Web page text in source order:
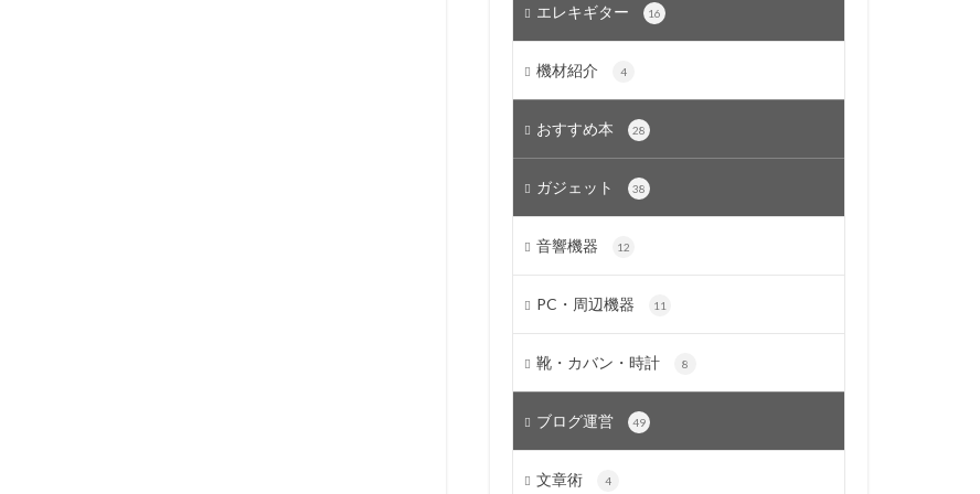
エレキギター 16
機材紹介 4
おすすめ本 28
ガジェット 38
音響機器 12
PC・周辺機器 11
靴・カバン・時計 8
ブログ運営 49
文章術 4